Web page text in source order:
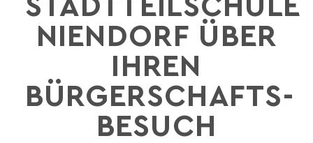
STADTTEILSCHULE
NIENDORF ÜBER
IHREN
BÜRGERSCHAFTS-
BESUCH